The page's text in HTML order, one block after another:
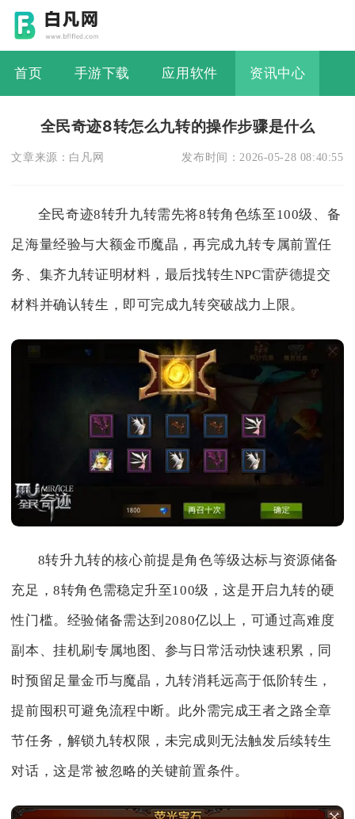
首页 手游下载 应用软件 资讯中心
全民奇迹8转怎么九转的操作步骤是什么
文章来源： 白凡网 发布时间： 2026-05-28 08:40:55
全民奇迹8转升九转需先将8转角色练至100级、备
足海量经验与大额金币魔晶，再完成九转专属前置任
务、集齐九转证明材料，最后找转生NPC雷萨德提交
材料并确认转生，即可完成九转突破战力上限。
8转升九转的核心前提是角色等级达标与资源储备
充足，8转角色需稳定升至100级，这是开启九转的硬
性门槛。经验储备需达到2080亿以上，可通过高难度
副本、挂机刷专属地图、参与日常活动快速积累，同
时预留足量金币与魔晶，九转消耗远高于低阶转生，
提前囤积可避免流程中断。此外需完成王者之路全章
节任务，解锁九转权限，未完成则无法触发后续转生
对话，这是常被忽略的关键前置条件。